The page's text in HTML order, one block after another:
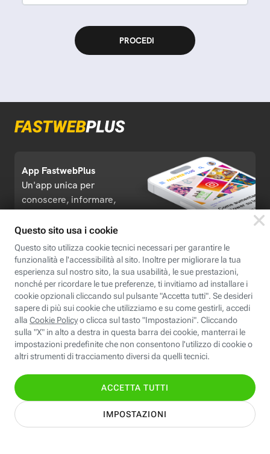
App FastwebPlus
Un'app unica per
conoscere, informare,
Seguici
Chi siamo
Credits e note legali